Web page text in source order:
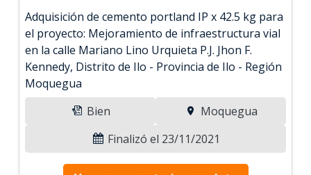
Adquisición de cemento portland IP x 42.5 kg para
el proyecto: Mejoramiento de infraestructura vial
en la calle Mariano Lino Urquieta P.J. Jhon F.
Kennedy, Distrito de Ilo - Provincia de Ilo - Región
Moquegua
Bien
Moquegua
Finalizó el 23/11/2021